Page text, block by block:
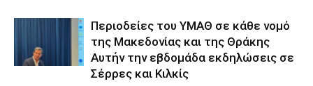
Περιοδείες του ΥΜΑΘ σε κάθε νομό
της Μακεδονίας και της Θράκης
Αυτήν την εβδομάδα εκδηλώσεις σε
Σέρρες και Κιλκίς